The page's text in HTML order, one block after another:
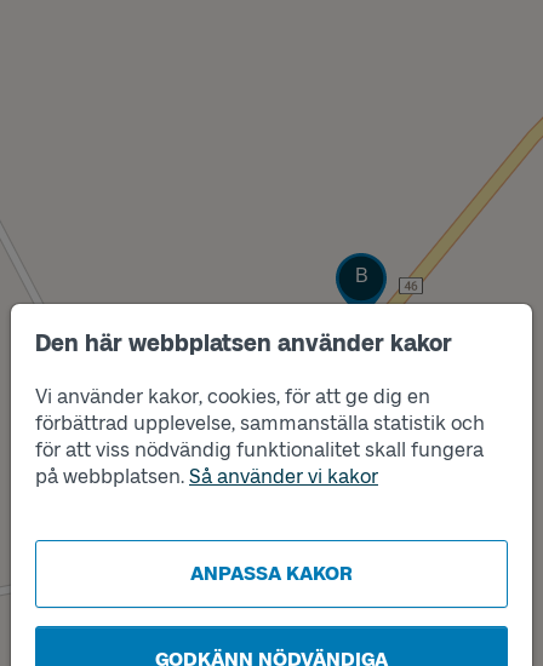
Den här webbplatsen använder kakor
Vi använder kakor, cookies, för att ge dig en
förbättrad upplevelse, sammanställa statistik och
för att viss nödvändig funktionalitet skall fungera
på webbplatsen. Så använder vi kakor
ANPASSA KAKOR
GODKÄNN NÖDVÄNDIGA
Läge
Läge
B